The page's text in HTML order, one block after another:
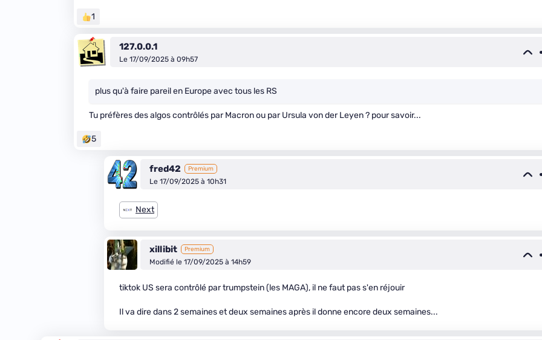
1
127.0.0.1
Le 17/09/2025 à 09h57
plus qu'à faire pareil en Europe avec tous les RS
Tu préfères des algos contrôlés par Macron ou par Ursula von der Leyen ? pour savoir...
5
fred42 Premium
Le 17/09/2025 à 10h31
Next
xillibit Premium
Modifié le 17/09/2025 à 14h59
tiktok US sera contrôlé par trumpstein (les MAGA), il ne faut pas s'en réjouir
Il va dire dans 2 semaines et deux semaines après il donne encore deux semaines...